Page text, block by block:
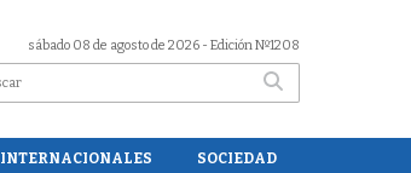
sábado 08 de agosto de 2026 - Edición Nº1208
INTERNACIONALES SOCIEDAD